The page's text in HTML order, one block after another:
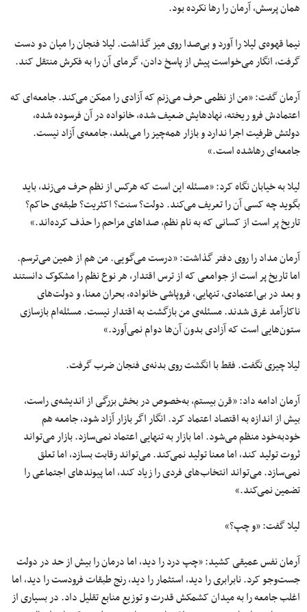
همان پرسش، آرمان را رها نکرده بود.
نیما قهوه‌ی لیلا را آورد و بی‌صدا روی میز گذاشت. لیلا فنجان را میان دو دست
گرفت، انگار می‌خواست پیش از پاسخ دادن، گرمای آن را به فکرش منتقل کند.
آرمان گفت: «من از نظمی حرف می‌زنم که آزادی را ممکن می‌کند. جامعه‌ای که
اعتمادش فرو ریخته، نهادهایش ضعیف شده، خانواده در آن فرسوده شده،
دولتش ظرفیت اجرا ندارد و بازار همه‌چیز را می‌بلعد، جامعه‌ی آزاد نیست.
جامعه‌ای رهاشده است.»
لیلا به خیابان نگاه کرد: «مسئله این است که هرکس از نظم حرف می‌زند، باید
بگوید چه کسی آن را تعریف می‌کند. دولت؟ سنت؟ اکثریت؟ طبقه‌ی حاکم؟
تاریخ پر است از کسانی که به نام نظم، صداهای مزاحم را حذف کرده‌اند.»
آرمان مداد را روی دفتر گذاشت: «درست می‌گویی. من هم از همین می‌ترسم.
اما تاریخ پر است از جوامعی که از ترس اقتدار، هر نوع نظم را مشکوک دانستند
و بعد در بی‌اعتمادی، تنهایی، فروپاشی خانواده، بحران معنا، و دولت‌های
ناکارآمد غرق شدند. مسئله‌ی من بازگشت به اقتدار نیست. مسئله‌ام بازسازی
ستون‌هایی است که آزادی بدون آن‌ها دوام نمی‌آورد.»
لیلا چیزی نگفت. فقط با انگشت روی بدنه‌ی فنجان ضرب گرفت.
آرمان ادامه داد: «قرن بیستم، به‌خصوص در بخش بزرگی از اندیشه‌ی راست،
بیش از اندازه به اقتصاد اعتماد کرد. انگار اگر بازار آزاد شود، جامعه هم
خودبه‌خود منظم می‌شود. اما بازار به تنهایی اعتماد نمی‌سازد. بازار می‌تواند
ثروت تولید کند، اما معنا تولید نمی‌کند. می‌تواند رقابت بسازد، اما تعلق
نمی‌سازد. می‌تواند انتخاب‌های فردی را زیاد کند، اما پیوندهای اجتماعی را
تضمین نمی‌کند.»
لیلا گفت: «و چپ؟»
آرمان نفس عمیقی کشید: «چپ درد را دید، اما درمان را بیش از حد در دولت
جست‌وجو کرد. نابرابری را دید، استثمار را دید، رنج طبقات فرودست را دید، اما
اغلب جامعه را به میدان کشمکش قدرت و توزیع منابع تقلیل داد. در بسیاری از